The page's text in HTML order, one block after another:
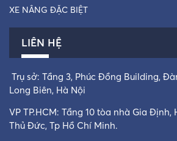
XE NÂNG ĐẶC BIỆT
LIÊN HỆ
Trụ sở: Tầng 3, Phúc Đồng Building,
Long Biên, Hà Nội
VP TP.HCM: Tầng 10 tòa nhà Gia Định,
Thủ Đức, Tp Hồ Chí Minh.